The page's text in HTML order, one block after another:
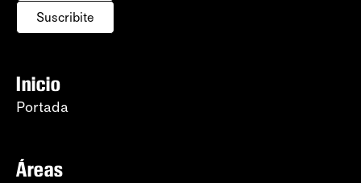
Suscribite
Inicio
Portada
Áreas